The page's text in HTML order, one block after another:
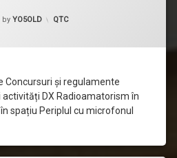
by YO5OLD Categorii:
QTC
Concursuri și regulamente
activități DX Radioamatorism în
spațiu Periplul cu microfonul